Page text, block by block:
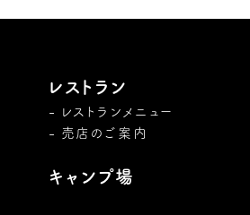
レストラン
レストランメニュー
売店のご案内
キャンプ場